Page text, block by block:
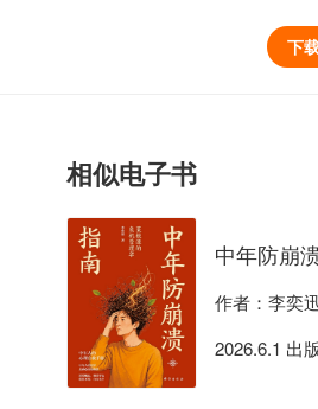
下
相似电子书
作者：李奕
2026.6.1 出